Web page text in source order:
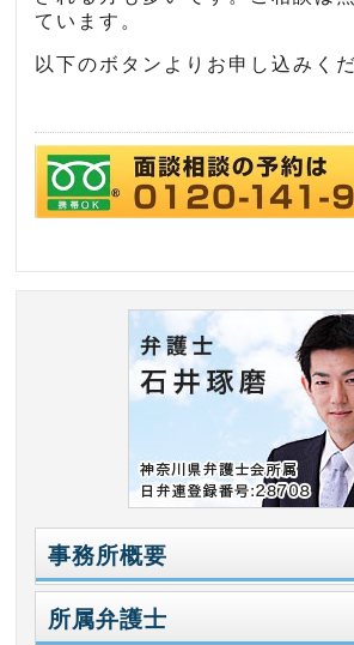
ています。
以下のボタンよりお申し込みく
事務所概要
所属弁護士